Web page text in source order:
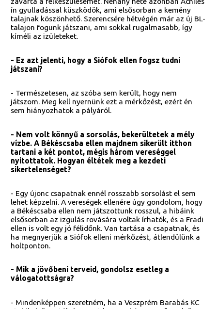
ín gyulladással küszködök, ami elsősorban a kemény
talajnak köszönhető. Szerencsére hétvégén már az új BL-
talajon fogunk játszani, ami sokkal rugalmasabb, így
kíméli az izületeket.
- Ez azt jelenti, hogy a Siófok ellen fogsz tudni
játszani?
- Természetesen, az szóba sem került, hogy nem
játszom. Meg kell nyernünk ezt a mérkőzést, ezért én
sem hiányozhatok a pályáról.
- Nem volt könnyű a sorsolás, bekerültetek a mély
vízbe. A Békéscsaba ellen majdnem sikerült itthon
tartani a két pontot, mégis három vereséggel
nyitottatok. Hogyan éltétek meg a kezdeti
sikertelenséget?
- Egy újonc csapatnak ennél rosszabb sorsolást el sem
lehet képzelni. A vereségek ellenére úgy gondolom, hogy
a Békéscsaba ellen nem játszottunk rosszul, a hibáink
elsősorban az izgulás rovására voltak írhatók, és a Fradi
ellen is volt egy jó félidőnk. Van tartása a csapatnak, és
ha megnyerjük a Siófok elleni mérkőzést, átlendülünk a
holtponton.
- Mik a jövőbeni terveid, gondolsz esetleg a
válogatottságra?
- Mindenképpen szeretném, ha a Veszprém Barabás KC